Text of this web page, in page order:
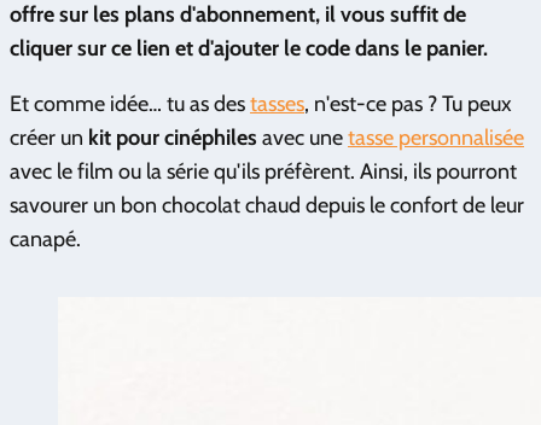
offre sur les plans d'abonnement, il vous suffit de
cliquer sur ce lien et d'ajouter le code dans le panier.
Et comme idée… tu as destasses, n'est-ce pas ? Tu peux
créer un kit pour cinéphiles avec unetasse personnalisée
avec le film ou la série qu'ils préfèrent. Ainsi, ils pourront
savourer un bon chocolat chaud depuis le confort de leur
canapé.